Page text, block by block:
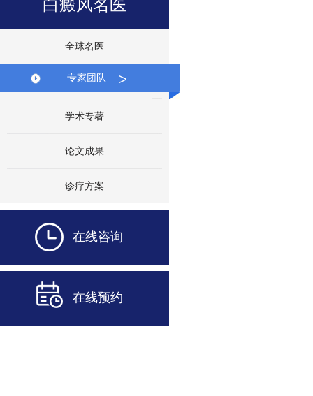
白癜风名医
全球名医
专家团队 >
学术专著
论文成果
诊疗方案
在线咨询
在线预约